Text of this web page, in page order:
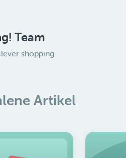
Team
shopping
Artikel